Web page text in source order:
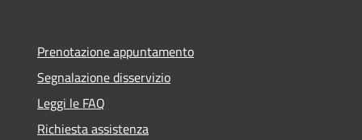
Prenotazione appuntamento
Segnalazione disservizio
Leggi le FAQ
Richiesta assistenza